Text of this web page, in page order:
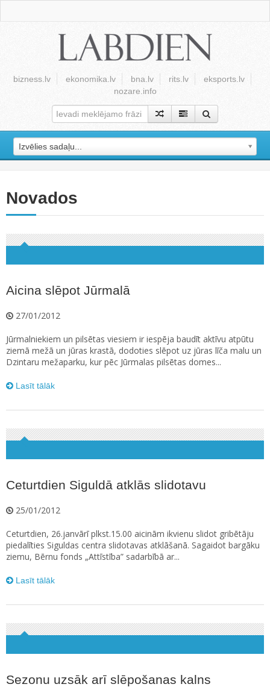
bizness.lv ekonomika.lv bna.lv rits.lv
eksports.lv
nozare.info
Izvēlies sadaļu...
Novados
Aicina slēpot Jūrmalā
27/01/2012
Jūrmalniekiem un pilsētas viesiem ir iespēja baudīt aktīvu atpūtu
ziemā mežā un jūras krastā, dodoties slēpot uz jūras līča malu un
Dzintaru mežaparku, kur pēc Jūrmalas pilsētas domes...
Lasīt tālāk
Ceturtdien Siguldā atklās slidotavu
25/01/2012
Ceturtdien, 26.janvārī plkst.15.00 aicinām ikvienu slidot gribētāju
piedalīties Siguldas centra slidotavas atklāšanā. Sagaidot bargāku
ziemu, Bērnu fonds „Attīstība” sadarbībā ar...
Lasīt tālāk
Sezonu uzsāk arī slēpošanas kalns